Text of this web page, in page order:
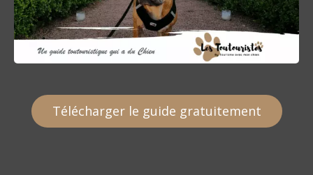
Télécharger le guide gratuitement